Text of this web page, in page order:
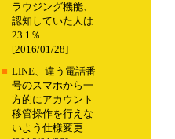
ラウジング機能、
認知していた人は
23.1％
[2016/01/28]
■ LINE、違う電話番
号のスマホから一
方的にアカウント
移管操作を行えな
いよう仕様変更